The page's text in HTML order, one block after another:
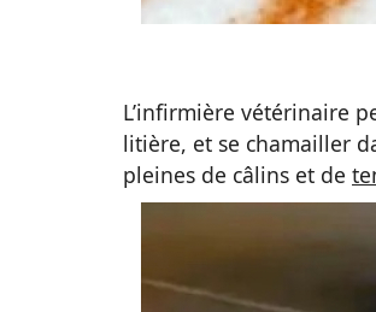
L’infirmière vétérinaire
litière, et se chamailler
pleines de câlins et de